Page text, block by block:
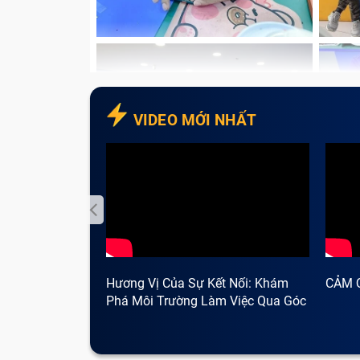
Xuất hiện dấu “X” màu đỏ tại biểu
Lỗi pin không sạc vào, máy báo
VIDEO MỚI NHẤT
Hương Vị Của Sự Kết Nối: Khám
Phá Môi Trường Làm Việc Qua Góc
CẢM